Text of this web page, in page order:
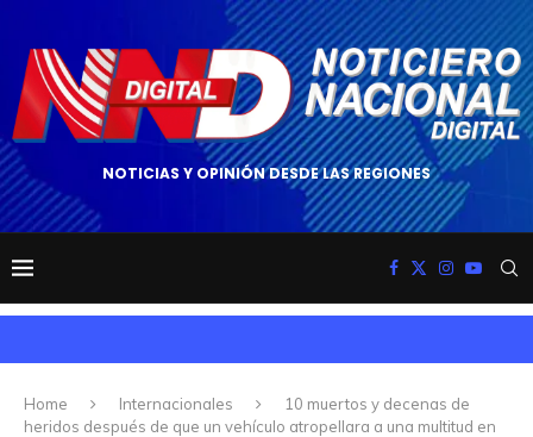
NOTICIAS Y OPINIÓN DESDE LAS REGIONES
Home Internacionales
10 muertos y decenas de
heridos después de que un vehículo atropellara a una multitud en